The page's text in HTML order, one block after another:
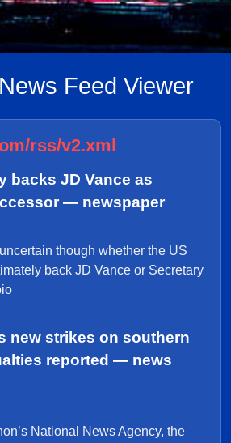
Feed Viewer
rss/v2.xml
backs JD Vance as
— newspaper
though whether the US
back JD Vance or Secretary
new strikes on southern
reported — news
National News Agency, the